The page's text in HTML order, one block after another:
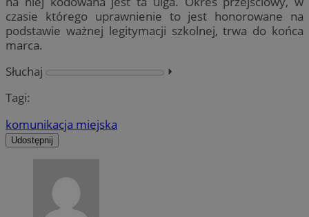
czasie którego uprawnienie to jest honorowane na
podstawie ważnej legitymacji szkolnej, trwa do końca
marca.
Słuchaj
⏵︎
Tagi:
komunikacja miejska
Udostępnij